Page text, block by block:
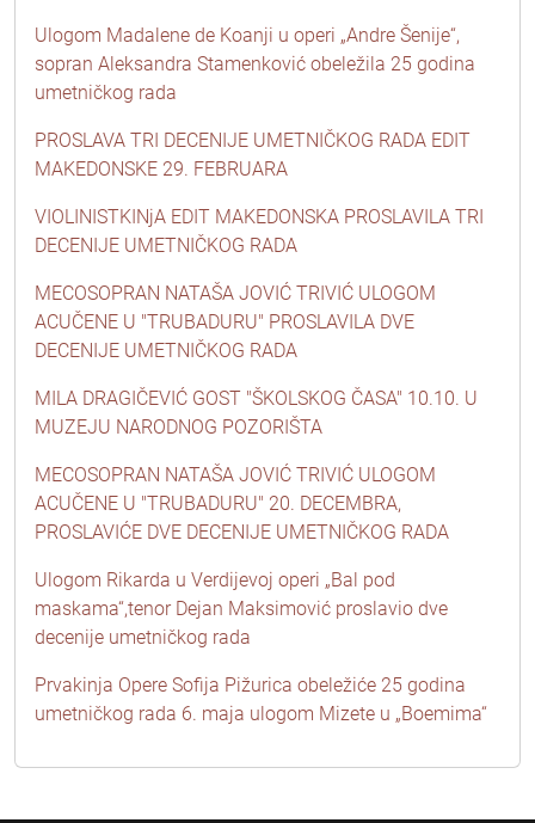
Ulogom Madalene de Koanji u operi „Andre Šenije“,
sopran Aleksandra Stamenković obeležila 25 godina
umetničkog rada
PROSLAVA TRI DECENIJE UMETNIČKOG RADA EDIT
MAKEDONSKE 29. FEBRUARA
VIOLINISTKINjA EDIT MAKEDONSKA PROSLAVILA TRI
DECENIJE UMETNIČKOG RADA
MECOSOPRAN NATAŠA JOVIĆ TRIVIĆ ULOGOM
ACUČENE U "TRUBADURU" PROSLAVILA DVE
DECENIJE UMETNIČKOG RADA
MILA DRAGIČEVIĆ GOST "ŠKOLSKOG ČASA" 10.10. U
MUZEJU NARODNOG POZORIŠTA
MECOSOPRAN NATAŠA JOVIĆ TRIVIĆ ULOGOM
ACUČENE U "TRUBADURU" 20. DECEMBRA,
PROSLAVIĆE DVE DECENIJE UMETNIČKOG RADA
Ulogom Rikarda u Verdijevoj operi „Bal pod
maskama“,tenor Dejan Maksimović proslavio dve
decenije umetničkog rada
Prvakinja Opere Sofija Pižurica obeležiće 25 godina
umetničkog rada 6. maja ulogom Mizete u „Boemima“